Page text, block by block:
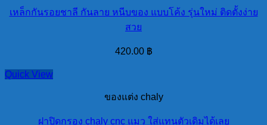
เหล็กกันรอยชาลี กันลาย หนีบของ แบบโค้ง รุ่นใหม่ ติดตั้งง่าย
สวย
420.00 ฿
Quick View
ของแต่ง chaly
ฝาปิดกรอง chaly cnc แมว ใส่แทนตัวเดิมได้เลย